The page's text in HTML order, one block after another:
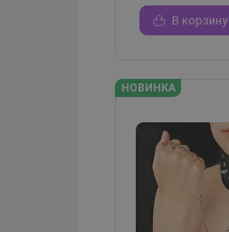
В корзину
НОВИНКА